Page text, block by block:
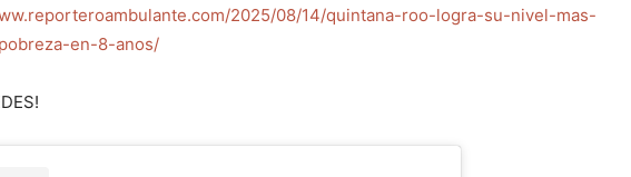
2025/08/14/quintana-roo-logra-su-nivel-mas-
en-8-anos/